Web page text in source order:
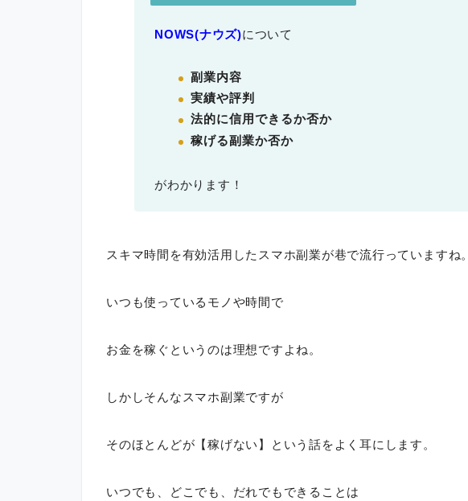
NOWS(ナウズ)について
副業内容
実績や評判
法的に信用できるか否か
稼げる副業か否か
がわかります！
スキマ時間を有効活用したスマホ副業が巷で流行っていますね。
いつも使っているモノや時間で
お金を稼ぐというのは理想ですよね。
しかしそんなスマホ副業ですが
そのほとんどが【稼げない】という話をよく耳にします。
いつでも、どこでも、だれでもできることは